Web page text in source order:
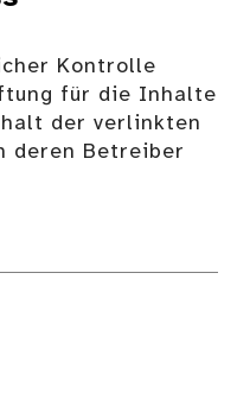
Kontrolle
für die Inhalte
der verlinkten
deren Betreiber